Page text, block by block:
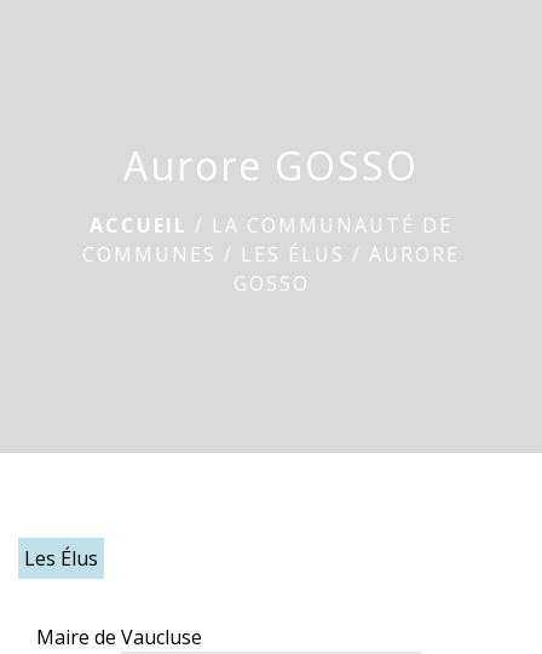
Aurore GOSSO
ACCUEIL / LA COMMUNAUTÉ DE
COMMUNES / LES ÉLUS / AURORE
GOSSO
Les Élus
Maire de Vaucluse